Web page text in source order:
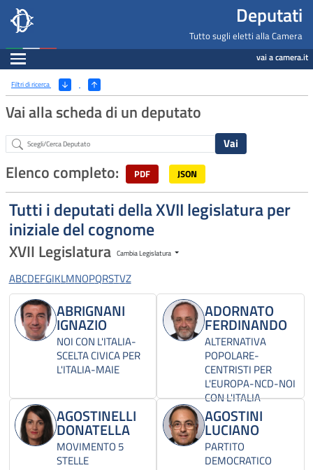
Deputati, Camera dei Deputati -
Salta al contenuto principale
Salta al menu di navigazione Deputati
Tutto sugli eletti alla Camera
Espandi vai a camera.it
Ricerca
Filtri di ricerca (Apri/Chiudi filtri)
Vai alla scheda di un deputato
Abstract
Elenco completo: PDF JSON
Tutti i deputati della XVII legislatura per
iniziale del cognome
XVII Legislatura Cambia Legislatura
ABCDEFGIKLMNOPQRSTVZ
ABRIGNANI
IGNAZIO
NOI CON L'ITALIA-
SCELTA CIVICA PER
L'ITALIA-MAIE
ADORNATO
FERDINANDO
ALTERNATIVA
POPOLARE-
CENTRISTI PER
L'EUROPA-NCD-NOI
CON L'ITALIA
AGOSTINELLI
DONATELLA
MOVIMENTO 5
STELLE
AGOSTINI
LUCIANO
PARTITO
DEMOCRATICO
Navigazione pagine di servizio
Fine pagina
Salta al contenuto principale
Salta al menu di navigazione
Vai a inizio pagina